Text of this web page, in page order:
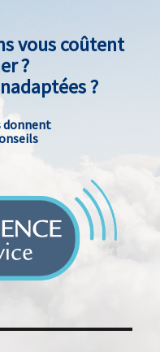
vous coûtent
?
?
donnent